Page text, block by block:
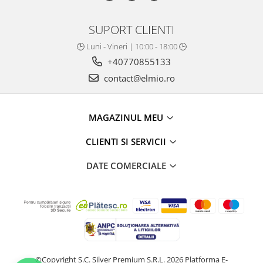
SUPORT CLIENTI
🕒 Luni - Vineri | 10:00 - 18:00 🕒
+40770855133
contact@elmio.ro
MAGAZINUL MEU
CLIENTI SI SERVICII
DATE COMERCIALE
©Copyright S.C. Silver Premium S.R.L. 2026 Platforma E-